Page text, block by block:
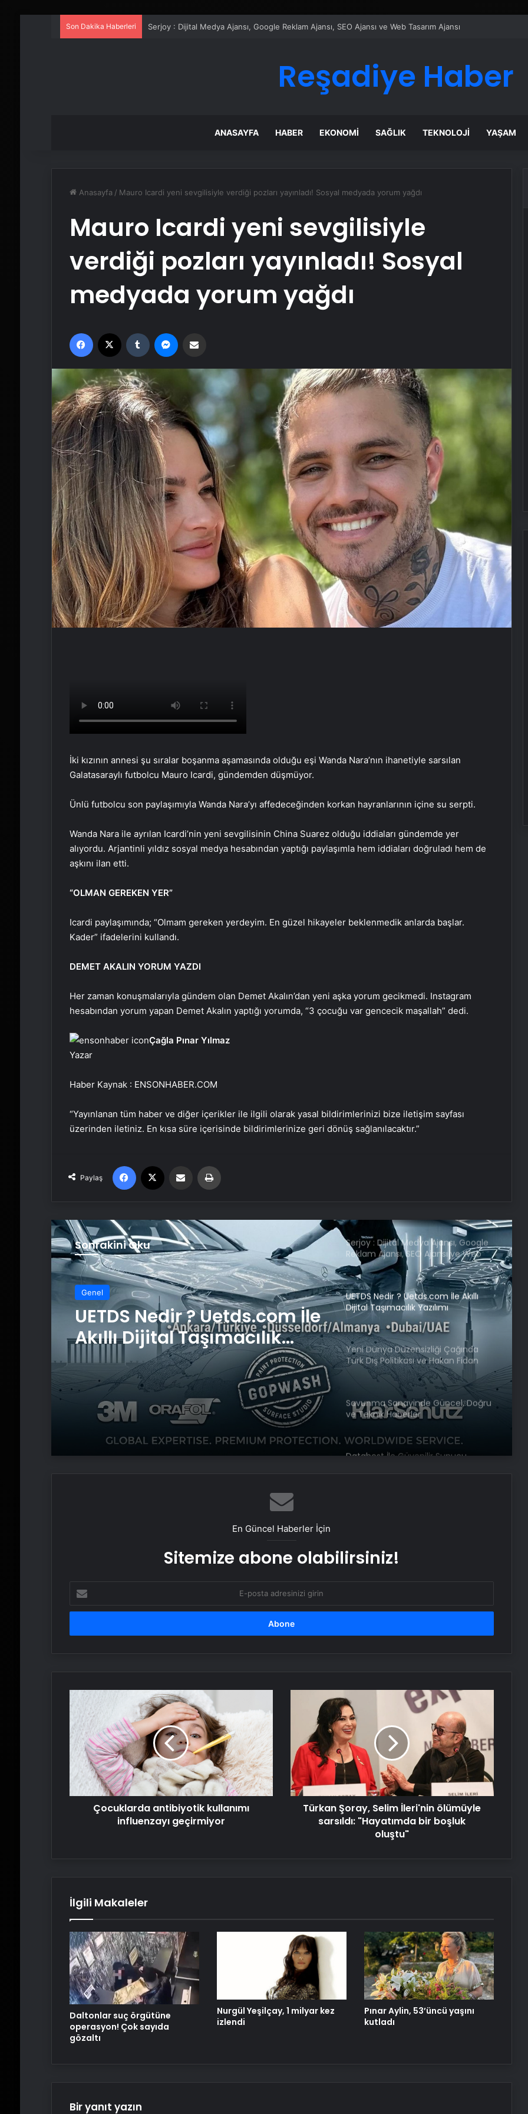
Son Dakika Haberleri UETDS Nedir ? Uetds.com İle Akıllı Dijital Taşımacılık Yazılımı
Reşadiye Haber
ANASAYFA HABER EKONOMI SAĞLIK TEKNOLOJI YAŞAM
Anasayfa / Mauro Icardi yeni sevgilisiyle verdiği pozları yayınladı! Sosyal medyada yorum yağdı
Mauro Icardi yeni sevgilisiyle
verdiği pozları yayınladı! Sosyal
medyada yorum yağdı
Facebook Tumblr
İki kızının annesi şu sıralar boşanma aşamasında olduğu eşi Wanda Nara’nın ihanetiyle sarsılan
Galatasaraylı futbolcu Mauro Icardi, gündemden düşmüyor.
Ünlü futbolcu son paylaşımıyla Wanda Nara’yı affedeceğinden korkan hayranlarının içine su serpti.
Wanda Nara ile ayrılan Icardi’nin yeni sevgilisinin China Suarez olduğu iddiaları gündemde yer
alıyordu. Arjantinli yıldız sosyal medya hesabından yaptığı paylaşımla hem iddiaları doğruladı hem de
aşkını ilan etti.
“OLMAN GEREKEN YER”
Icardi paylaşımında; “Olmam gereken yerdeyim. En güzel hikayeler beklenmedik anlarda başlar.
Kader” ifadelerini kullandı.
DEMET AKALIN YORUM YAZDI
Her zaman konuşmalarıyla gündem olan Demet Akalın’dan yeni aşka yorum gecikmedi. Instagram
hesabından yorum yapan Demet Akalın yaptığı yorumda, “3 çocuğu var gencecik maşallah” dedi.
Çağla Pınar Yılmaz
Yazar
Haber Kaynak : ENSONHABER.COM
“Yayınlanan tüm haber ve diğer içerikler ile ilgili olarak yasal bildirimlerinizi bize iletişim sayfası
üzerinden iletiniz. En kısa süre içerisinde bildirimlerinize geri dönüş sağlanılacaktır.”
Paylaş
Facebook Email'den paylaş
Sonrakini Oku
Genel
UETDS Nedir ? Uetds.com İle
Akıllı Dijital Taşımacılık
Yazılımı
Sağlık Bakanlığı sözleşmeli personel
Serjoy : Dijital Medya Ajansı, Google
Reklam Ajansı, SEO Ajansı ve Web
Tasarım Ajansı
UETDS Nedir ? Uetds.com İle Akıllı
Dijital Taşımacılık Yazılımı
Yeni Dünya Düzensizliği Çağında
Türk Dış Politikası ve Hakan Fidan
Faktörü
Savunma Sanayinde Güncel, Doğru
ve Teknik Haberler
Datahost İle Güvenilir Sunucu
DEM Parti’nin yeni yol haritası ne
Tübitak İBB Veri Merkezi’ni
Türkiye Kupası’nın kazananı belli
oldu! Galatasaray Trabzonspor maç
özeti!
Serjoy : Dijital Medya Ajansı, Google
Reklam Ajansı, SEO Ajansı ve Web
Tasarım Ajansı
UETDS Nedir ? Uetds.com İle Akıllı
Dijital Taşımacılık Yazılımı
Savunma Sanayinde Güncel, Doğru
ve Teknik Haberler
Datahost İle Güvenilir Sunucu
Hizmetleri
En Güncel Haberler İçin
Sitemize abone olabilirsiniz!
posta
adresinizi
Çocuklarda
antibiyotik
kullanımı
influenzayı
geçirmiyor
Çocuklarda antibiyotik kullanımı
influenzayı geçirmiyor
İleri'nin
ölümüyle
sarsıldı:
"Hayatımda
bir
boşluk
oluştu"
Türkan Şoray, Selim İleri'nin ölümüyle
sarsıldı: "Hayatımda bir boşluk
oluştu"
İlgili Makaleler
Daltonlar suç örgütüne
operasyon! Çok sayıda
gözaltı
Nurgül Yeşilçay, 1 milyar kez
izlendi
Pınar Aylin, 53’üncü yaşını
kutladı
Bir yanıt yazın